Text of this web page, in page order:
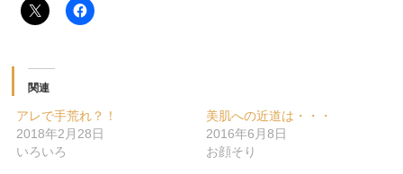
関連
アレで手荒れ？！
2018年2月28日
いろいろ
美肌への近道は・・・
2016年6月8日
お顔そり